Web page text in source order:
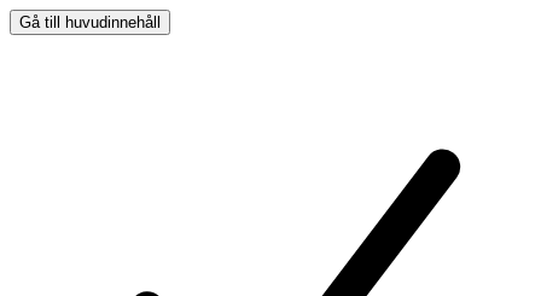
Gå till huvudinnehåll